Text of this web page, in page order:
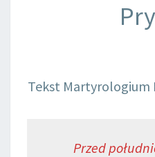
Tekst Martyrologium
Przed